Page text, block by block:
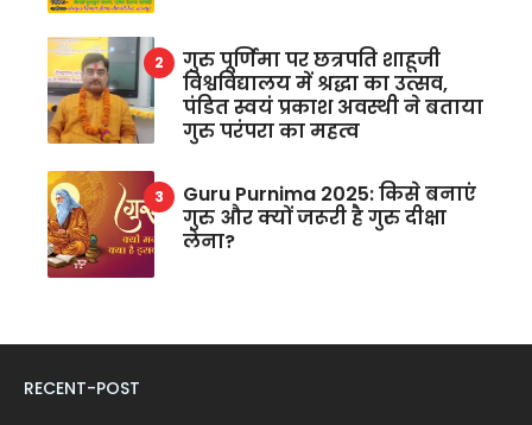
गुरु पूर्णिमा पर छत्रपति शाहूजी
विश्वविद्यालय में श्रद्धा का उत्सव,
पंडित स्वयं प्रकाश अवस्थी ने बताया
गुरु परंपरा का महत्व
Guru Purnima 2025: किसे बनाएं
गुरु और क्यों जरूरी है गुरु दीक्षा
लेना?
RECENT-POST